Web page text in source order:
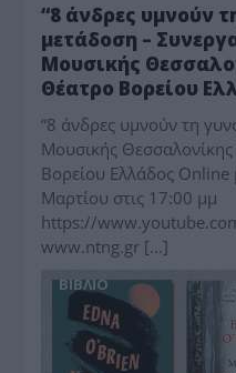
“8 άνδρες υμνούν
μετάδοση –
Μουσικής
Θέατρο Βορείου
“8 άνδρες υμνούν τη
Μουσικής
Βορείου Ελλάδος Online
Μαρτίου στις 17:00 μμ
https://
www.ntng.gr […]
BIBΛIO